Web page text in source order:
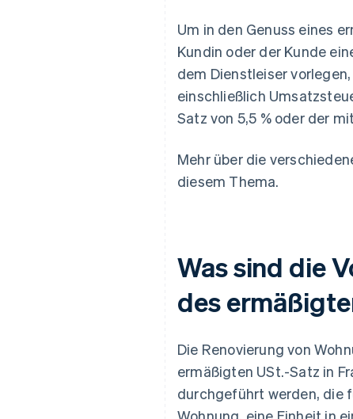
Um in den Genuss eines
Kundin oder der Kunde
dem Dienstleiser
einschließlich
Satz von 5,5 % oder der
Mehr über die
diesem Thema.
Was sind die
des
Die Renovierung von
ermäßigten USt.-Satz in
durchgeführt werden, die